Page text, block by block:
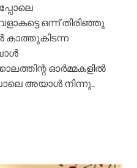
ഒന്ന് തിരിഞ്ഞു
കാത്തുകിടന്ന
ഓർമ്മകളിൽ
അയാൾ നിന്നു..